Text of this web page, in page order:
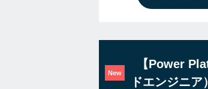
New
【Power
ドエンジニ